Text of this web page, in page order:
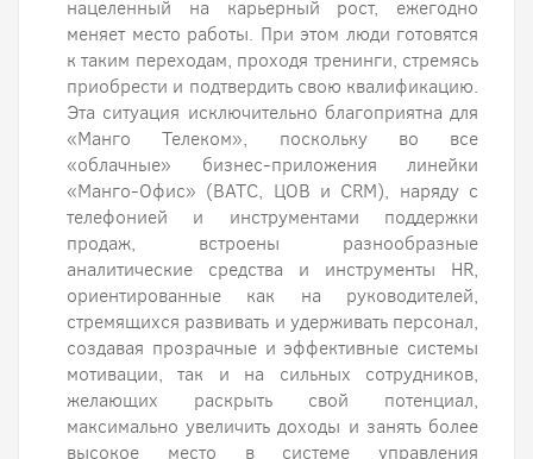
нацеленный на карьерный рост, ежегодно
меняет место работы. При этом люди готовятся
к таким переходам, проходя тренинги, стремясь
приобрести и подтвердить свою квалификацию.
Эта ситуация исключительно благоприятна для
«Манго Телеком», поскольку во все
«облачные» бизнес-приложения линейки
«Манго-Офис» (ВАТС, ЦОВ и CRM), наряду с
телефонией и инструментами поддержки
продаж, встроены разнообразные
аналитические средства и инструменты HR,
ориентированные как на руководителей,
стремящихся развивать и удерживать персонал,
создавая прозрачные и эффективные системы
мотивации, так и на сильных сотрудников,
желающих раскрыть свой потенциал,
максимально увеличить доходы и занять более
высокое место в системе управления